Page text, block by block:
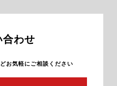
合わせ
お気軽にご相談ください